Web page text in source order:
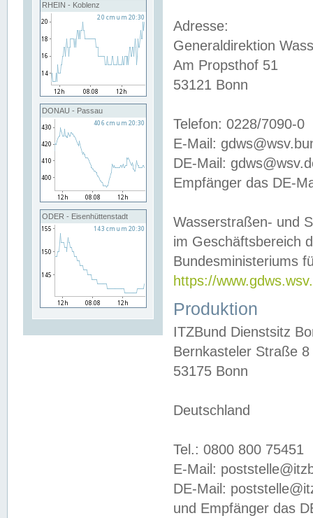
RHEIN - Koblenz
DONAU - Passau
ODER - Eisenhüttenstadt
Adresse:
Generaldirektion
Am Propsthof 51
53121 Bonn
Telefon: 0228/7090-0
E-Mail:
DE-Mail:
Empfänger das DE-
Wasserstraßen- und
im Geschäftsbereich
Bundesministeriums
https://
Produktion
ITZBund Dienstsitz
Bernkasteler Straße 8
53175 Bonn
Deutschland
Tel.: 0800 800 75451
E-Mail:
DE-Mail:
und Empfänger das